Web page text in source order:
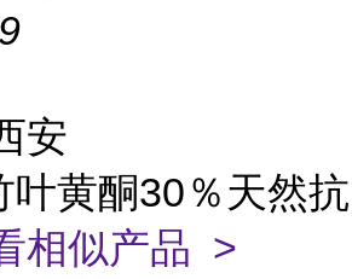
安
叶黄酮30％天然抗
相似产品 >